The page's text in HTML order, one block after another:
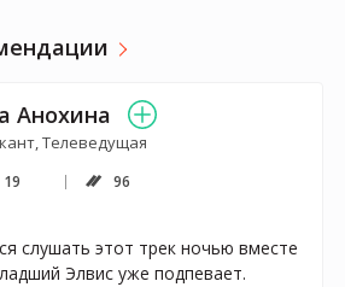
Анохина
Телеведущая
19 96
слушать этот трек ночью вместе
Элвис уже подпевает.